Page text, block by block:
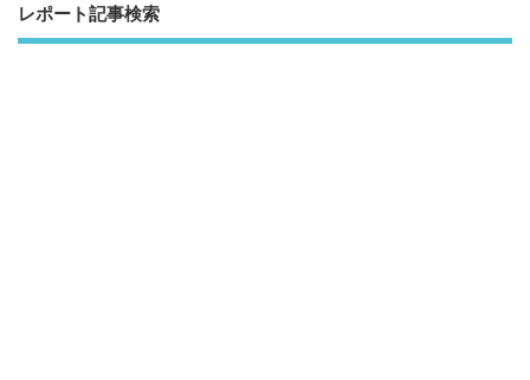
レポート記事検索